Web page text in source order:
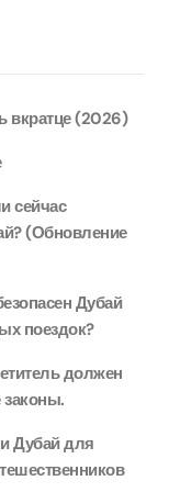
вкратце (2026)
сейчас
(Обновление
Дубай
поездок?
должен
законы.
Дубай для